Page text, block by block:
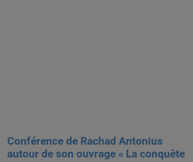
Conférence de Rachad Antonius
autour de son ouvrage « La conquête